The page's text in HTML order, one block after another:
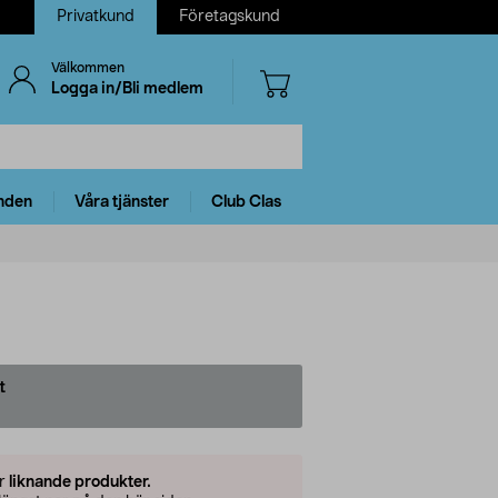
Privatkund Företagskund
Välkommen
Logga in/Bli medlem
Våra tjänster Club Clas
liknande produkter.